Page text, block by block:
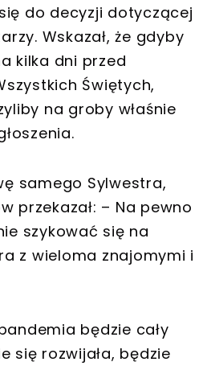
do decyzji dotyczącej
Wskazał, że gdyby
kilka dni przed
Świętych,
na groby właśnie
samego Sylwestra,
przekazał: – Na pewno
szykować się na
z wieloma znajomymi i
będzie cały
się rozwijała, będzie